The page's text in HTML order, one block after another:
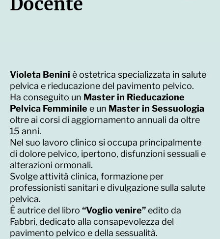
possibile verificare il completamento
Violeta Benini è ostetrica specializzata in salute
pelvica e rieducazione del pavimento pelvico.
Ha conseguito un Master in Rieducazione
Pelvica Femminile e un Master in Sessuologia
oltre ai corsi di aggiornamento annuali da oltre
15 anni.
Nel suo lavoro clinico si occupa principalmente
di dolore pelvico, ipertono, disfunzioni sessuali e
alterazioni ormonali.
Svolge attività clinica, formazione per
professionisti sanitari e divulgazione sulla salute
pelvica.
È autrice del libro “Voglio venire”edito da
Fabbri, dedicato alla consapevolezza del
pavimento pelvico e della sessualità.